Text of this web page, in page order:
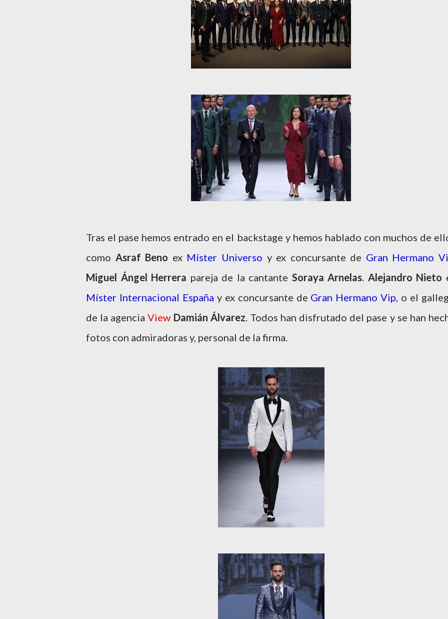
Tras el pase hemos entrado en el backstage y hemos hablado con muchos de
como Asraf Beno ex Míster Universo y ex concursante de Gran Hermano
Miguel Ángel Herrera pareja de la cantante Soraya Arnelas. Alejandro Nieto
Míster Internacional España y ex concursante de Gran Hermano Vip, o el
de la agenciaView Damián Álvarez. Todos han disfrutado del pase y se han
fotos con admiradoras y, personal de la firma.